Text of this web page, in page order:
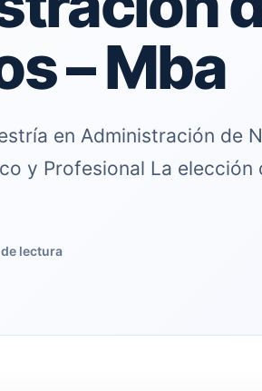
– Mba
en Administración de
y Profesional La elección
lectura